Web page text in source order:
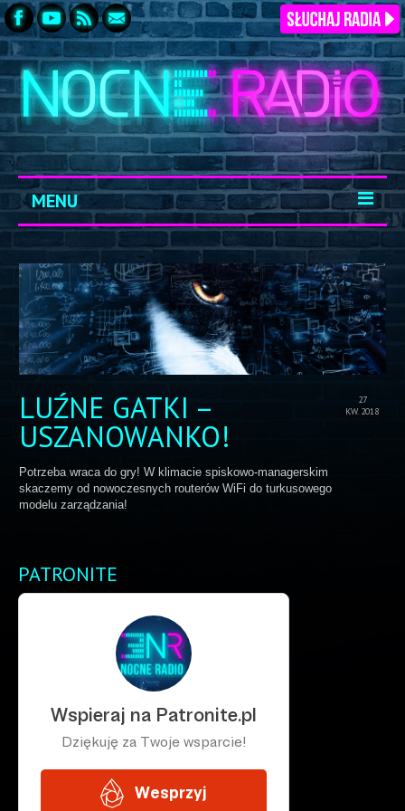
MENU
START
ARCHIWUM
KONTAKT
LOGOWANIE
27
KW. 2018
LUŹNE GATKI –
USZANOWANKO!
Potrzeba wraca do gry! W klimacie spiskowo-managerskim
skaczemy od nowoczesnych routerów WiFi do turkusowego
modelu zarządzania!
PATRONITE